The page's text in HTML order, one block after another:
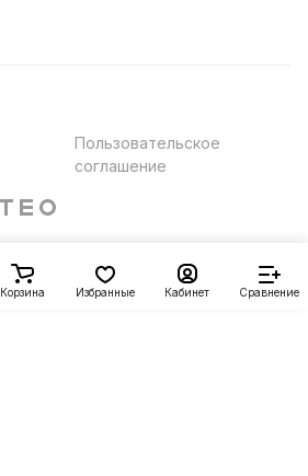
Корзина Избранные Кабинет Сравнение
Пользовательское
соглашение